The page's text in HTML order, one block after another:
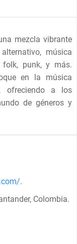
mezcla vibrante
música
folk, punk, y más.
en la música
ofreciendo a los
de géneros y
.
Colombia.